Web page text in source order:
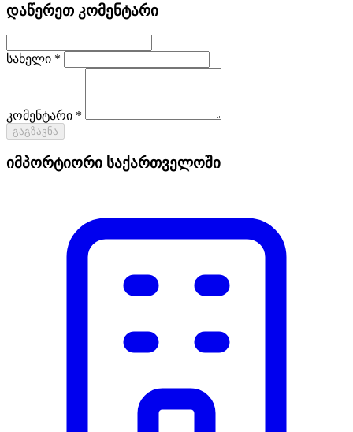
დაწერეთ კომენტარი
სახელი *
კომენტარი *
გაგზავნა
იმპორტიორი საქართველოში